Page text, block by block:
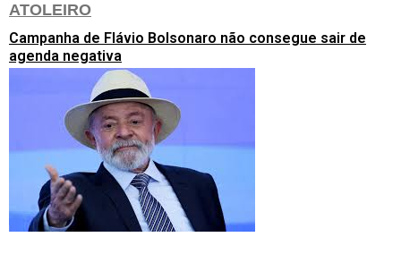
ATOLEIRO
Campanha de Flávio Bolsonaro não consegue sair de
agenda negativa